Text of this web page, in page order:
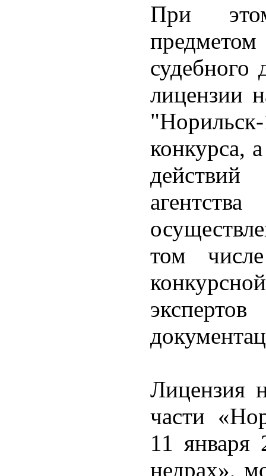
При
судебного
лицензии
конкурса,
том
Лицензия
части
11 января
недрах»,